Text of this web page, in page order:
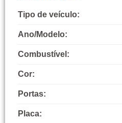
Tipo de veículo:
Ano/Modelo:
Combustível:
Cor:
Portas:
Placa: